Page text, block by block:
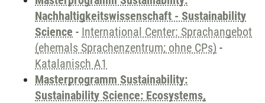
Nachhaltigkeitswissenschaft - Sustainability
Science - International Center: Sprachangebot
(ehemals Sprachenzentrum; ohne CPs) -
Katalanisch A1
Masterprogramm Sustainability:
Sustainability Science: Ecosystems,